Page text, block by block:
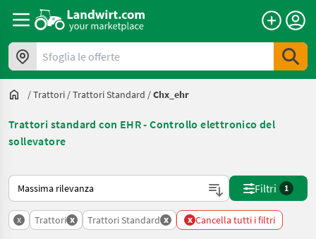
Sfoglia le offerte
/Trattori /Trattori Standard /Chx_ehr
Trattori standard con EHR - Controllo elettronico del
sollevatore
Ecco come viene ordinato su Landwirt.com
Filtri 1
x Trattori x Trattori Standard x x Cancella tutti i filtri